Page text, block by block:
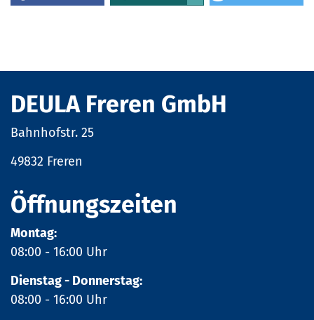
DEULA Freren GmbH
Bahnhofstr. 25
49832 Freren
Öffnungszeiten
Montag:
08:00 - 16:00 Uhr
Dienstag - Donnerstag:
08:00 - 16:00 Uhr